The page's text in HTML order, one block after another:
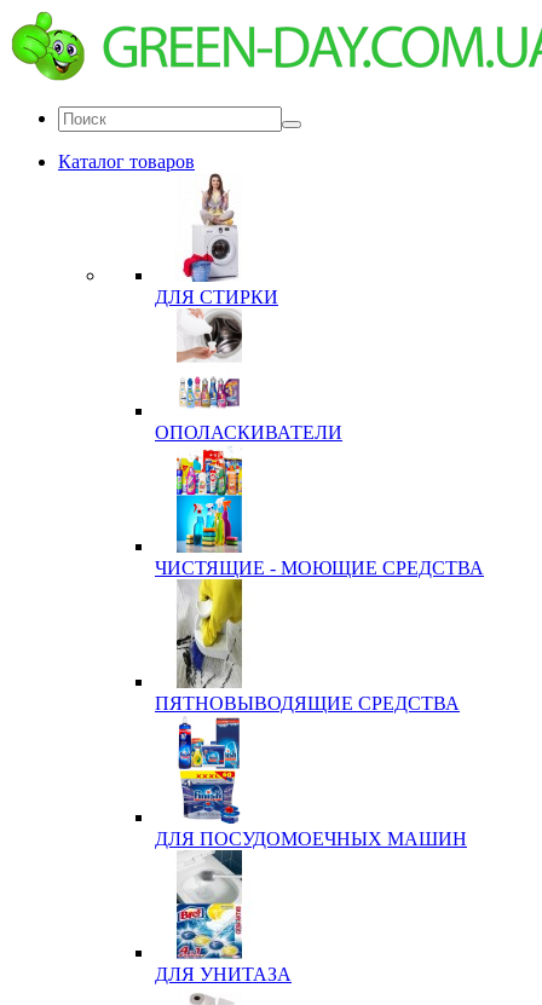
Каталог товаров
ДЛЯ СТИРКИ
ОПОЛАСКИВАТЕЛИ
ЧИСТЯЩИЕ - МОЮЩИЕ СРЕДСТВА
ПЯТНОВЫВОДЯЩИЕ СРЕДСТВА
ДЛЯ ПОСУДОМОЕЧНЫХ МАШИН
ДЛЯ УНИТАЗА